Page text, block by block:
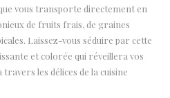
vous transporte directement en
de fruits frais, de graines
Laissez-vous séduire par cette
et colorée qui réveillera vos
les délices de la cuisine